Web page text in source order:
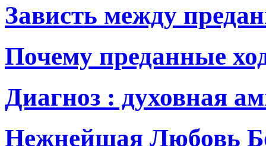
Зависть между
Почему преданные
Диагноз : духовная
Нежнейшая Любовь